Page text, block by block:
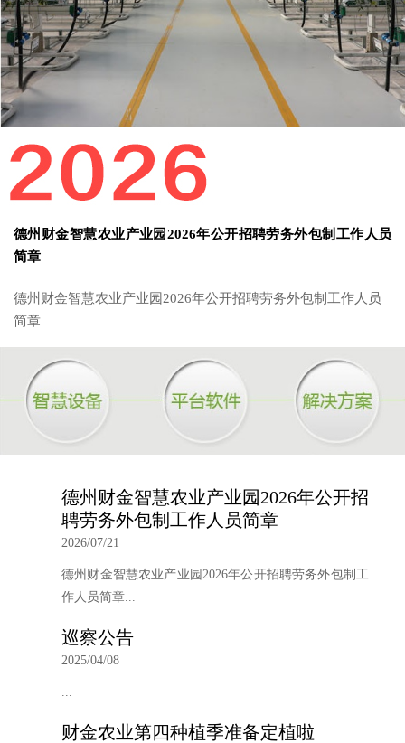
德州财金智慧农业产业园2026年公开招聘劳务外包制工作人员
简章
德州财金智慧农业产业园2026年公开招聘劳务外包制工作人员
简章
德州财金智慧农业产业园2026年公开招
聘劳务外包制工作人员简章
2026/07/21
德州财金智慧农业产业园2026年公开招聘劳务外包制工
作人员简章...
巡察公告
2025/04/08
财金农业第四种植季准备定植啦